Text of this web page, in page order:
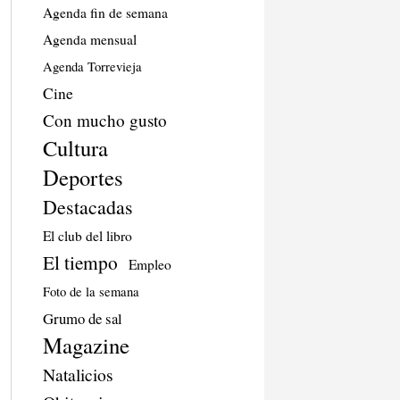
Agenda fin de semana
Agenda mensual
Agenda Torrevieja
Cine
Con mucho gusto
Cultura
Deportes
Destacadas
El club del libro
El tiempo Empleo
Foto de la semana
Grumo de sal
Magazine
Natalicios